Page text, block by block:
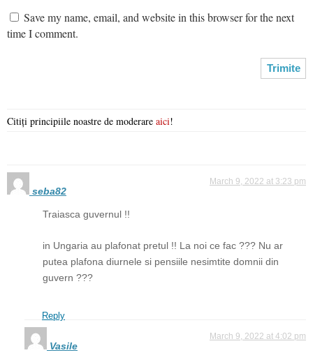
Save my name, email, and website in this browser for the next
time I comment.
Citiți principiile noastre de moderare aici!
seba82
March 9, 2022 at 3:23 pm
Traiasca guvernul !!
in Ungaria au plafonat pretul !! La noi ce fac ??? Nu ar
putea plafona diurnele si pensiile nesimtite domnii din
guvern ???
Reply
Vasile
March 9, 2022 at 4:02 pm